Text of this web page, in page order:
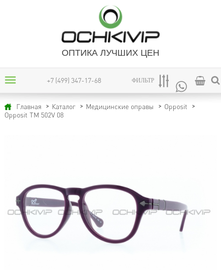
ОПТИКА ЛУЧШИХ ЦЕН
+7 (499) 347-17-68 ФИЛЬТР
Главная Каталог Медицинские оправы
Opposit
Opposit TM 502V 08